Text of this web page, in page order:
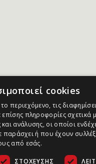
cookies
περιεχόμενο, τις
πληροφορίες σχετικά
ανάλυσης, οι οποίοι
ή που έχουν
από εσάς.
ΣΤΌΧΕΥΣΗΣ